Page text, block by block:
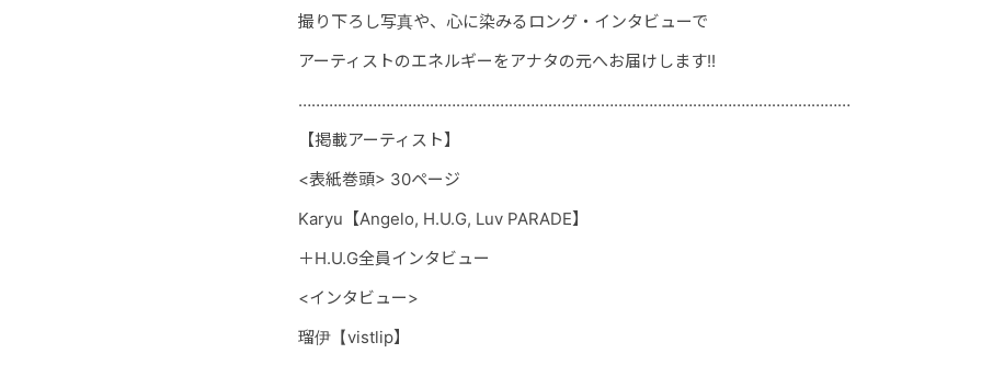
撮り下ろし写真や、心に染みるロング・インタビューで
アーティストのエネルギーをアナタの元へお届けします!!
………………………………………………………………………………………………………………
【掲載アーティスト】
<表紙巻頭> 30ページ
Karyu 【Angelo, H.U.G, Luv PARADE】
＋H.U.G全員インタビュー
<インタビュー>
瑠伊【vistlip】